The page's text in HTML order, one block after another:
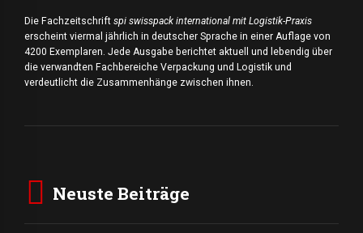
Die Fachzeitschrift spi swisspack international mit Logistik-Praxis
erscheint viermal jährlich in deutscher Sprache in einer Auflage von
4200 Exemplaren. Jede Ausgabe berichtet aktuell und lebendig über
die verwandten Fachbereiche Verpackung und Logistik und
verdeutlicht die Zusammenhänge zwischen ihnen.
Neuste Beiträge